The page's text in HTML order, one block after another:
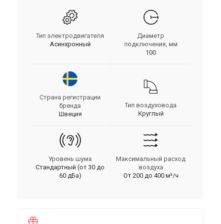
Тип электродвигателя
Асинхронный
Диаметр
подключения, мм
100
Страна регистрации
бренда
Швеция
Тип воздуховода
Круглый
Уровень шума
Стандартный (от 30 до
60 дБа)
Максимальный расход
воздуха
От 200 до 400 м³/ч